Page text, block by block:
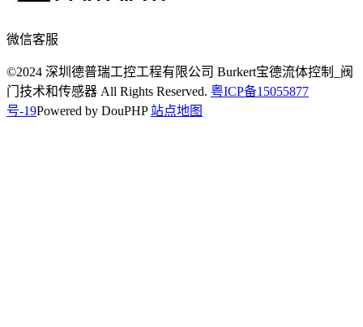
微信客服
©2024 深圳德普瑞工控工程有限公司 Burkert宝德流体控制_阀
门技术和传感器 All Rights Reserved. 粤ICP备15055877
号-19Powered by DouPHP 站点地图